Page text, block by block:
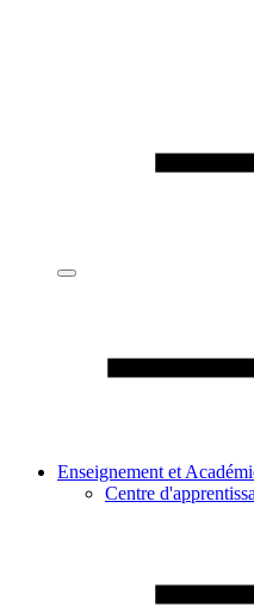
Enseignement et
Centre